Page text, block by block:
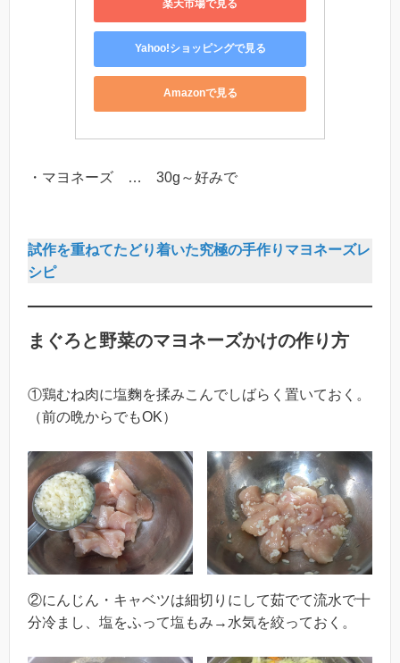
楽天市場で見る
Yahoo!ショッピングで見る
Amazonで見る
・マヨネーズ … 30g～好みで
試作を重ねてたどり着いた究極の手作りマヨネーズレ
シピ
まぐろと野菜のマヨネーズかけの作り方
①鶏むね肉に塩麴を揉みこんでしばらく置いておく。
（前の晩からでもOK）
②にんじん・キャベツは細切りにして茹でて流水で十
分冷まし、塩をふって塩もみ→水気を絞っておく。